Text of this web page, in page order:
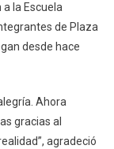
la Escuela
de Plaza
desde hace
Ahora
gracias al
agradeció